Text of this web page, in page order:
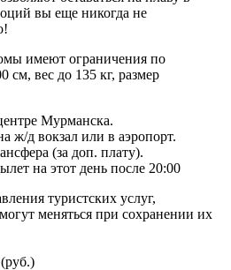
вы еще никогда не
имеют ограничения по
см, вес до 135 кг, размер
Мурманска.
ж/д вокзал или в аэропорт.
(за доп. плату).
на этот день после 20:00
туристских услуг,
меняться при сохранении их